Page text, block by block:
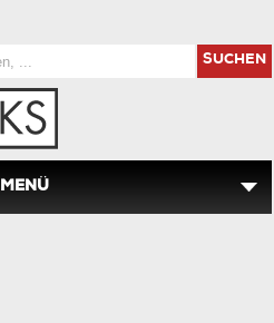
SUCHEN
MENÜ